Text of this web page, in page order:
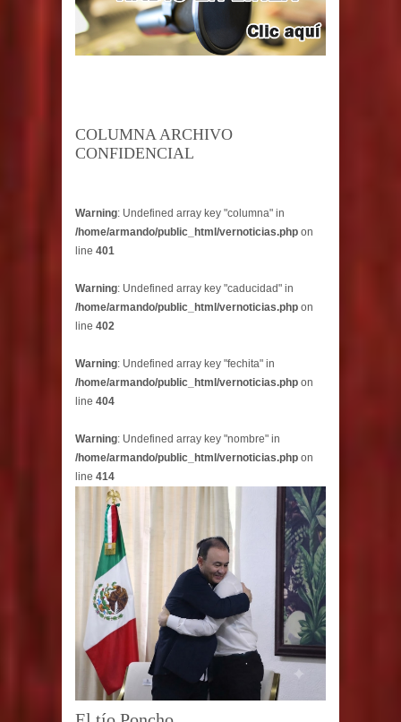
COLUMNA ARCHIVO
CONFIDENCIAL
Warning: Undefined array key "columna" in
/home/armando/public_html/vernoticias.php on
line 401
Warning: Undefined array key "caducidad" in
/home/armando/public_html/vernoticias.php on
line 402
Warning: Undefined array key "fechita" in
/home/armando/public_html/vernoticias.php on
line 404
Warning: Undefined array key "nombre" in
/home/armando/public_html/vernoticias.php on
line 414